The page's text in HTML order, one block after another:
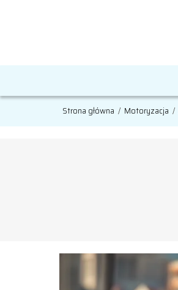
Strona główna / Motoryzacja /